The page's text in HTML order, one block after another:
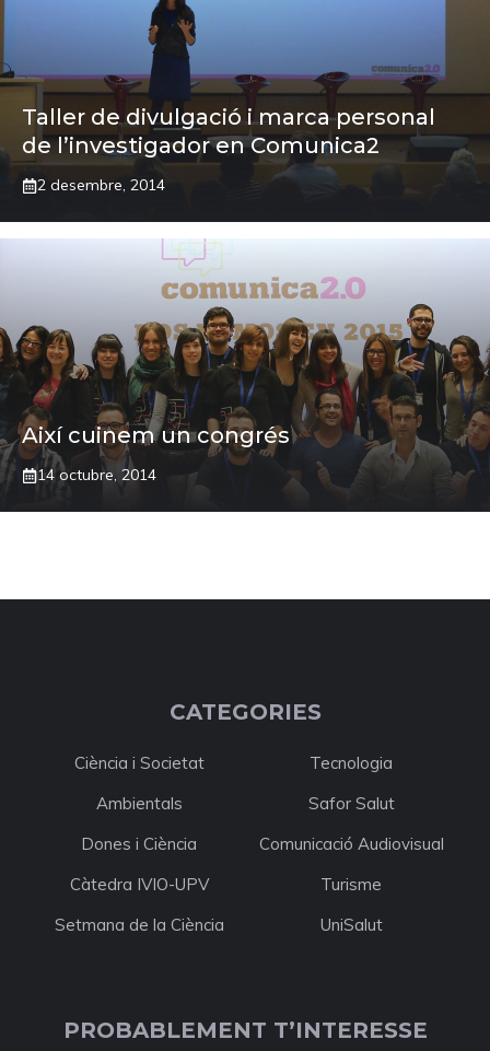
Taller de divulgació i marca personal
de l’investigador en Comunica2
2 desembre, 2014
Així cuinem un congrés
14 octubre, 2014
CATEGORIES
Ciència i Societat
Tecnologia
Ambientals
Safor Salut
Dones i Ciència
Comunicació Audiovisual
Càtedra IVIO-UPV
Turisme
Setmana de la Ciència
UniSalut
PROBABLEMENT T’INTERESSE